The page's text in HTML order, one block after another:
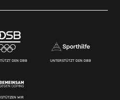
DEN DBB UNTERSTÜTZT DEN DBB
WIR